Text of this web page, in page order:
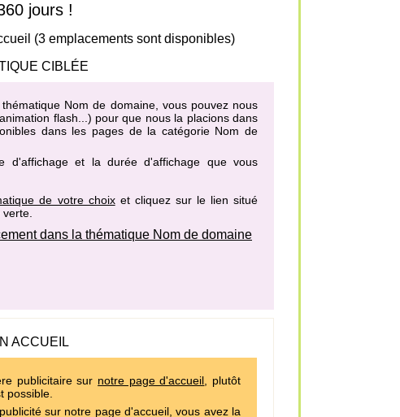
jours !
(3 emplacements sont disponibles)
CIBLÉE
Nom de domaine, vous pouvez nous
flash...) pour que nous la placions dans
dans les pages de la catégorie Nom de
d'affichage et la durée d'affichage que vous
de votre choixet cliquez sur le lien situé
dans la thématique Nom de domaine
ACCUEIL
publicitaire sur notre page d'accueil , plutôt
possible.
sur notre page d'accueil, vous avez la